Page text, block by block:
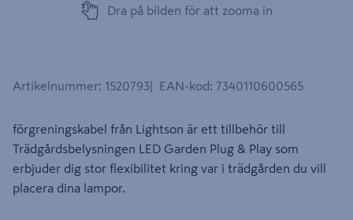
Dra på bilden för att zooma in
Artikelnummer: 1520793 EAN-kod: 7340110600565
förgreningskabel från Lightson är ett tillbehör till
Trädgårdsbelysningen LED Garden Plug & Play som
erbjuder dig stor flexibilitet kring var i trädgården du vill
placera dina lampor.